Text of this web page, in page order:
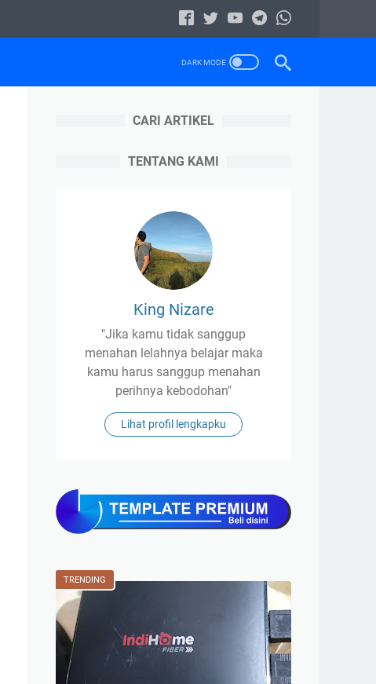
CARI ARTIKEL
TENTANG KAMI
King Nizare
"Jika kamu tidak sanggup
menahan lelahnya belajar maka
kamu harus sanggup menahan
perihnya kebodohan"
Lihat profil lengkapku
TRENDING